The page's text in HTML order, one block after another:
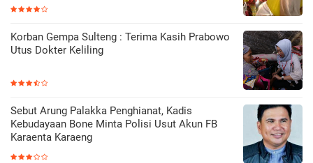
Korban Gempa Sulteng : Terima Kasih Prabowo
Utus Dokter Keliling
Sebut Arung Palakka Penghianat, Kadis
Kebudayaan Bone Minta Polisi Usut Akun FB
Karaenta Karaeng